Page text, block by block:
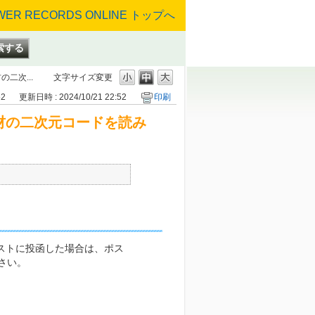
文字サイズ変更
二次...
更新日時 : 2024/10/21 22:52 印刷
二次元コードを読み
トに投函した場合は、ポス
い。